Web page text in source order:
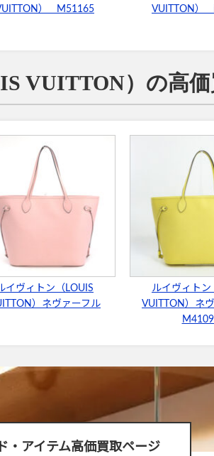
） M51165
VUITTON）
VUITTON）の高
イヴィトン（LOUIS
）ネヴァーフル
ルイヴィトン
VUITTON）ネ
・アイテム高価買取ページ